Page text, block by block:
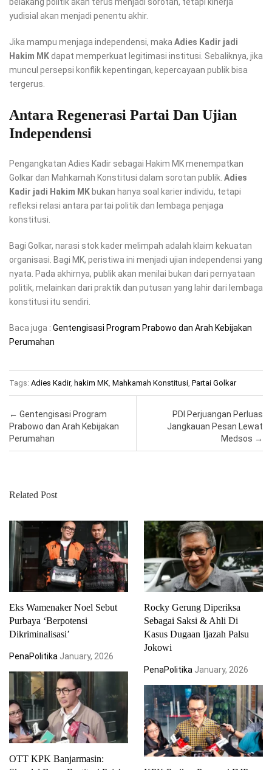
yudisial akan menjadi penentu akhir.
Jika mampu menjaga independensi, maka Adies Kadir jadi
Hakim MK dapat memperkuat legitimasi institusi. Sebaliknya, jika
muncul persepsi konflik kepentingan, kepercayaan publik bisa
tergerus.
Antara Regenerasi Partai Dan Ujian
Independensi
Pengangkatan Adies Kadir sebagai Hakim MK menempatkan
Golkar dan Mahkamah Konstitusi dalam sorotan publik. Adies
Kadir jadi Hakim MKbukan hanya soal karier individu, tetapi
refleksi relasi antara partai politik dan lembaga penjaga
konstitusi.
Bagi Golkar, narasi stok kader melimpah adalah klaim kekuatan
organisasi. Bagi MK, peristiwa ini menjadi ujian independensi yang
nyata. Pada akhirnya, publik akan menilai bukan dari pernyataan
politik, melainkan dari praktik dan putusan yang lahir dari lembaga
konstitusi itu sendiri.
Baca juga : Gentengisasi Program Prabowo dan Arah Kebijakan
Perumahan
Tags: Adies Kadir, hakim MK Mahkamah Konstitusi Partai Golkar
Post navigation
← Gentengisasi Program
Prabowo dan Arah Kebijakan
Perumahan
PDI Perjuangan Perluas
Jangkauan Pesan Lewat
Medsos →
Related Post
Eks Wamenaker Noel Sebut
Purbaya ‘Berpotensi
Dikriminalisasi’
PenaPolitika January, 2026
Rocky Gerung Diperiksa
Sebagai Saksi & Ahli Di
Kasus Dugaan Ijazah Palsu
Jokowi
PenaPolitikaJanuary, 2026
OTT KPK Banjarmasin: